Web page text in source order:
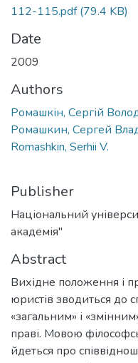
112-115.pdf(79.4 KB)
Date
2009
Authors
Ромашкін, Сергій
Ромашкин, Сергей
Romashkin, Serhii V.
Publisher
Національний
академія"
Abstract
Вихідне положення і
юристів зводиться до
«загальним» і
праві. Мовою
йдеться про